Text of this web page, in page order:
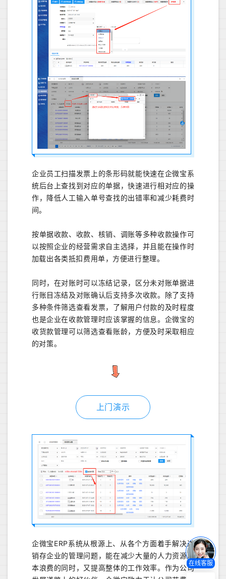
企业员工扫描发票上的条形码就能快速在企微宝系
统后台上查找到对应的单据，快速进行相对应的操
作，降低人工输入单号查找的出错率和减少耗费时
间。
按单据收款、收款、核销、调账等多种收款操作可
以按照企业的经营需求自主选择，并且能在操作时
加载出各类抵扣费用单，方便进行整理。
同时，在对账时可以冻结记录，区分未对账单据进
行账目冻结及对账确认后支持多次收款。除了支持
多种条件筛选查看发票，了解用户付款的及时程度
也是企业在收款管理时应该掌握的信息。企微宝的
收货款管理可以筛选查看账龄，方便及时采取相应
的对策。
上门演示
企微宝ERP系统从根源上、从各个方面着手解决进
销存企业的管理问题，能在减少大量的人力资源成
本浪费的同时，又提高整体的工作效率。作为公司
在线客服